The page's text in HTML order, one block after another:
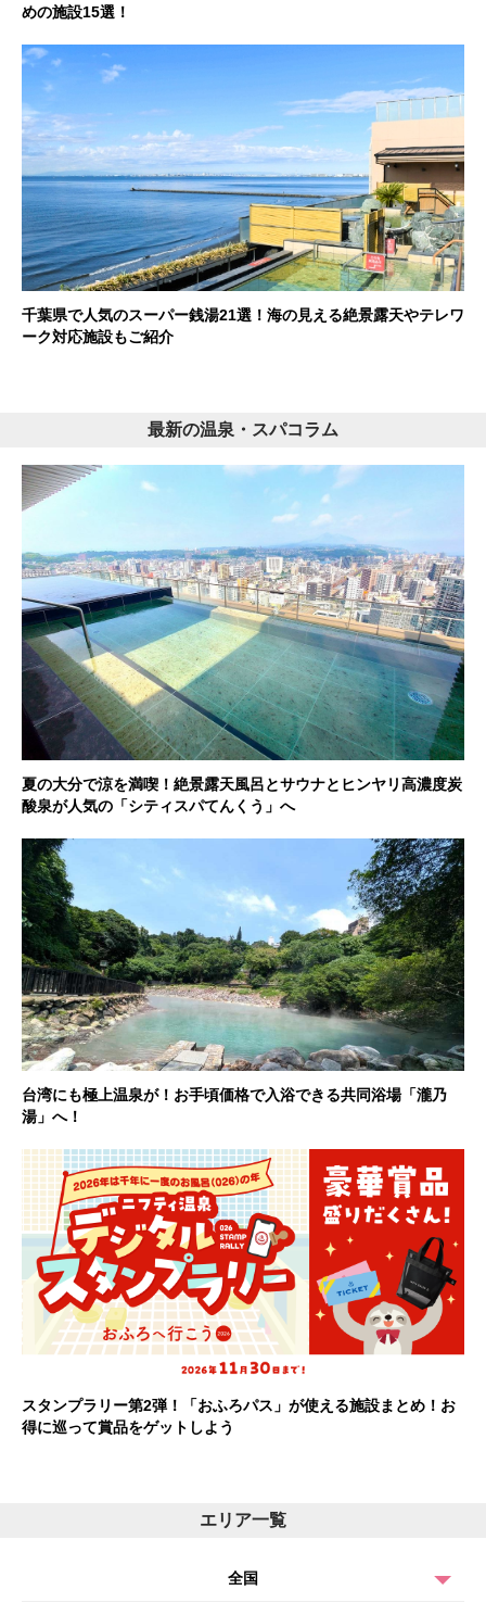
めの施設15選！
千葉県で人気のスーパー銭湯21選！海の見える絶景露天やテレワ
ーク対応施設もご紹介
最新の温泉・スパコラム
夏の大分で涼を満喫！絶景露天風呂とサウナとヒンヤリ高濃度炭
酸泉が人気の「シティスパてんくう」へ
台湾にも極上温泉が！お手頃価格で入浴できる共同浴場「瀧乃
湯」へ！
スタンプラリー第2弾！「おふろパス」が使える施設まとめ！お
得に巡って賞品をゲットしよう
エリア一覧
全国